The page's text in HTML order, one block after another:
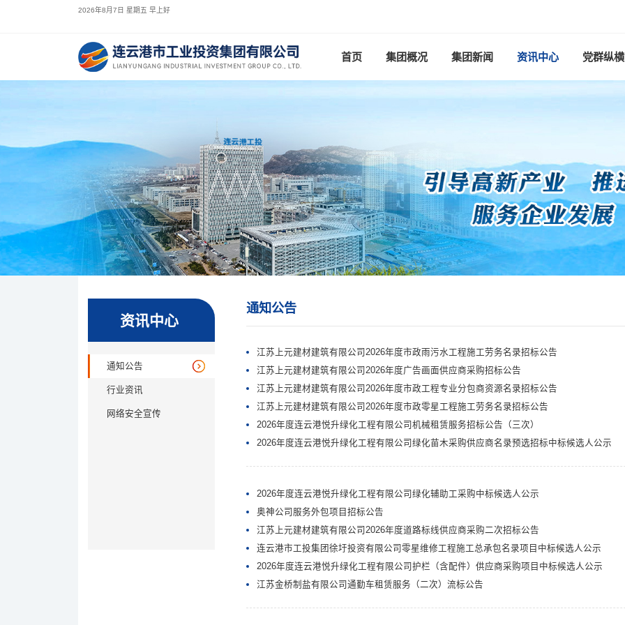
2026年8月7日 星期五 早上好
首页 集团概况 集团新闻 资讯中心 党群纵横
资讯中心
通知公告
行业资讯
网络安全宣传
通知公告
江苏上元建材建筑有限公司2026年度市政雨污水工程施工劳务名录招标公告
江苏上元建材建筑有限公司2026年度广告画面供应商采购招标公告
江苏上元建材建筑有限公司2026年度市政工程专业分包商资源名录招标公告
江苏上元建材建筑有限公司2026年度市政零星工程施工劳务名录招标公告
2026年度连云港悦升绿化工程有限公司机械租赁服务招标公告（三次）
2026年度连云港悦升绿化工程有限公司绿化苗木采购供应商名录预选招标中标候选人公示
2026年度连云港悦升绿化工程有限公司绿化辅助工采购中标候选人公示
奥神公司服务外包项目招标公告
江苏上元建材建筑有限公司2026年度道路标线供应商采购二次招标公告
连云港市工投集团徐圩投资有限公司零星维修工程施工总承包名录项目中标候选人公示
2026年度连云港悦升绿化工程有限公司护栏（含配件）供应商采购项目中标候选人公示
江苏金桥制盐有限公司通勤车租赁服务（二次）流标公告